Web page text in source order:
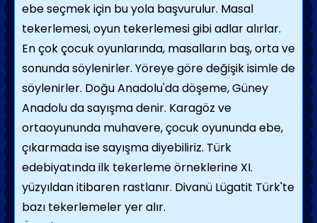
ebe seçmek için bu yola başvurulur. Masal
tekerlemesi, oyun tekerlemesi gibi adlar alırlar.
En çok çocuk oyunlarında, masalların baş, orta ve
sonunda söylenirler. Yöreye göre değişik isimle de
söylenirler. Doğu Anadolu'da döşeme, Güney
Anadolu da sayışma denir. Karagöz ve
ortaoyununda muhavere, çocuk oyununda ebe,
çıkarmada ise sayışma diyebiliriz. Türk
edebiyatında ilk tekerleme örneklerine XI.
yüzyıldan itibaren rastlanır. Divanü Lügatit Türk'te
bazı tekerlemeler yer alır.